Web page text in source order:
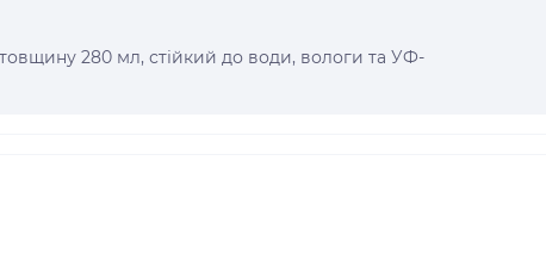
280 мл, стійкий до води, вологи та УФ-